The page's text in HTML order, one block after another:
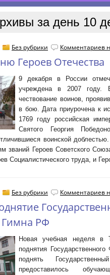
за день 10
Без рубрики Комментариев
Героев Отечества
9 декабря в России
учреждена в 2007 году.
чествование воинов,
в бою. Дата приурочена к
1769 году российская
Святого Георгия
воинской
званий Героев Советского
Социалистического труда, и
Без рубрики Комментариев
РФ
Новая учебная неделя в
поднятия
поднять
предоставилось